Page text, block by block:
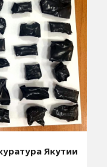
Якутии